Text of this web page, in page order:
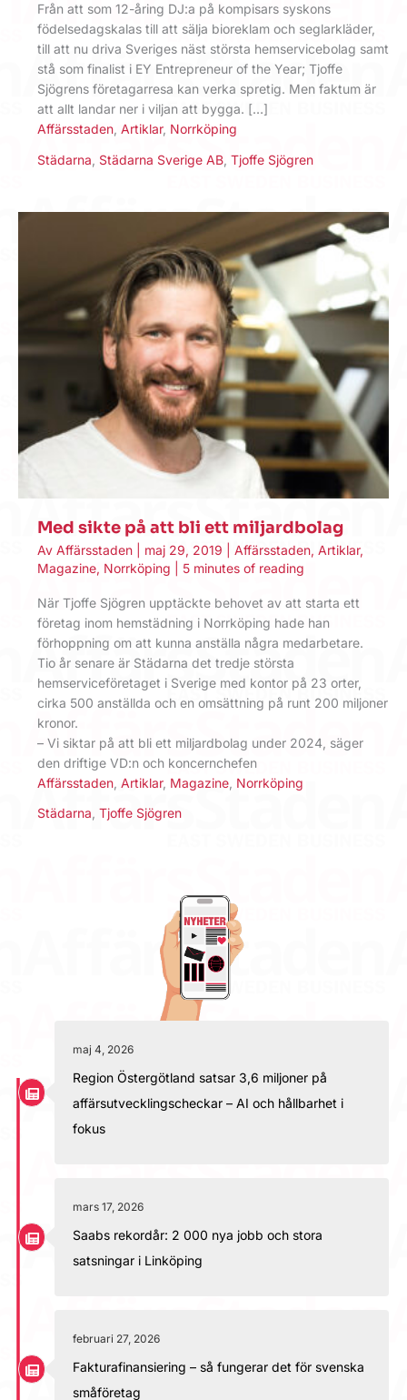
Från att som 12-åring DJ:a på kompisars syskons
födelsedagskalas till att sälja bioreklam och seglarkläder,
till att nu driva Sveriges näst största hemservicebolag samt
stå som finalist i EY Entrepreneur of the Year; Tjoffe
Sjögrens företagarresa kan verka spretig. Men faktum är
att allt landar ner i viljan att bygga. […]
Affärsstaden Artiklar, Norrköping
Städarna Städarna Sverige AB Tjoffe Sjögren
Med sikte på att bli ett miljardbolag
Av Affärsstaden maj 29, 2019 Affärsstaden, Artiklar,
Magazine, Norrköping 5 minutes of reading
När Tjoffe Sjögren upptäckte behovet av att starta ett
företag inom hemstädning i Norrköping hade han
förhoppning om att kunna anställa några medarbetare.
Tio år senare är Städarna det tredje största
hemserviceföretaget i Sverige med kontor på 23 orter,
cirka 500 anställda och en omsättning på runt 200 miljoner
kronor.
– Vi siktar på att bli ett miljardbolag under 2024, säger
den driftige VD:n och koncernchefen
Affärsstaden Artiklar, Magazine Norrköping
Städarna Tjoffe Sjögren
maj 4, 2026
Region Östergötland satsar 3,6 miljoner på
affärsutvecklingscheckar – AI och hållbarhet i
fokus
mars 17, 2026
Saabs rekordår: 2 000 nya jobb och stora
satsningar i Linköping
februari 27, 2026
Fakturafinansiering – så fungerar det för svenska
småföretag